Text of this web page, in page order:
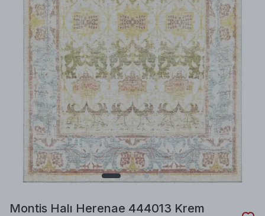
Montis Halı Herenae 444013 Krem